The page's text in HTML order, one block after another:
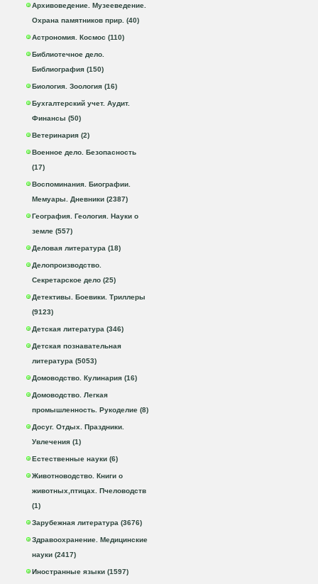
Архивоведение. Музееведение.
Охрана памятников прир. (40)
Астрономия. Космос (110)
Библиотечное дело.
Библиография (150)
Биология. Зоология (16)
Бухгалтерский учет. Аудит.
Финансы (50)
Ветеринария (2)
Военное дело. Безопасность
(17)
Воспоминания. Биографии.
Мемуары. Дневники (2387)
География. Геология. Науки о
земле (557)
Деловая литература (18)
Делопроизводство.
Секретарское дело (25)
Детективы. Боевики. Триллеры
(9123)
Детская литература (346)
Детская познавательная
литература (5053)
Домоводство. Кулинария (16)
Домоводство. Легкая
промышленность. Рукоделие (8)
Досуг. Отдых. Праздники.
Увлечения (1)
Естественные науки (6)
Животноводство. Книги о
животных,птицах. Пчеловодств
(1)
Зарубежная литература (3676)
Здравоохранение. Медицинские
науки (2417)
Иностранные языки (1597)